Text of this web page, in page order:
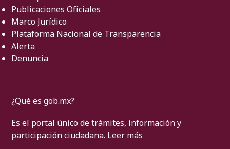
Publicaciones Oficiales
Marco Jurídico
Plataforma Nacional de Transparencia
Alerta
Denuncia
¿Qué es gob.mx?
Es el portal único de trámites, información y
participación ciudadana. Leer más